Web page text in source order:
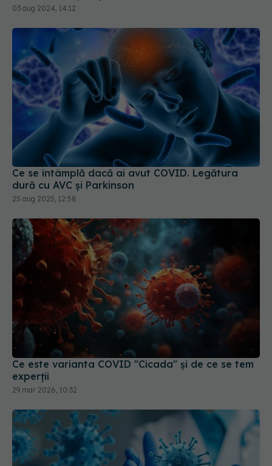
Ce se întâmplă dacă ai avut COVID. Legătura
dură cu AVC și Parkinson
25 aug 2025, 12:58
Ce este varianta COVID "Cicada" și de ce se tem
experții
29 mar 2026, 10:32